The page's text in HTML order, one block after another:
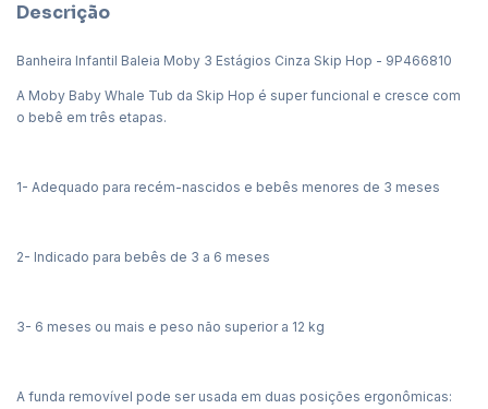
Descrição
Banheira Infantil Baleia Moby 3 Estágios Cinza Skip Hop - 9P466810
A Moby Baby Whale Tub da Skip Hop é super funcional e cresce com
o bebê em três etapas.
1- Adequado para recém-nascidos e bebês menores de 3 meses
2- Indicado para bebês de 3 a 6 meses
3- 6 meses ou mais e peso não superior a 12 kg
A funda removível pode ser usada em duas posições ergonômicas: